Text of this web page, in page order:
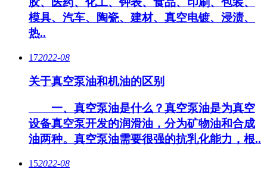
模具、汽车、陶瓷、建材、真空电镀、浸渍、
热..
172022-08
关于真空泵油和机油的区别
一、真空泵油是什么？真空泵油是为真空
设备真空泵开发的润滑油，分为矿物油和合成
油两种。真空泵油需要很强的抗乳化能力，根..
152022-08